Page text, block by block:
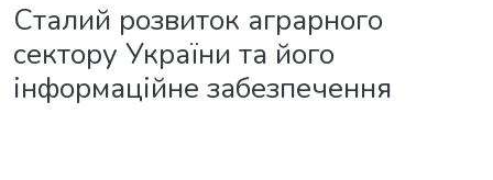
Сталий розвиток аграрного
сектору України та його
інформаційне забезпечення